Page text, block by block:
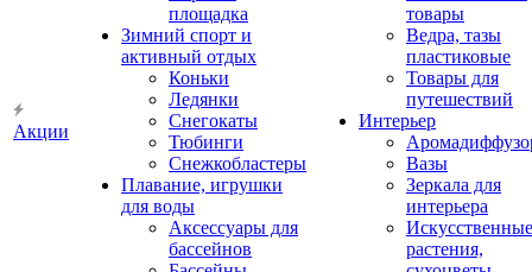
Акции
площадка
Зимний спорт и
активный отдых
Коньки
Ледянки
Снегокаты
Тюбинги
Снежкобластеры
Плавание, игрушки
для воды
Аксессуары для
бассейнов
товары
Ведра, тазы
пластиковые
Товары для
путешествий
Интерьер
Вазы
Зеркала для
интерьера
Искусственные
растения,